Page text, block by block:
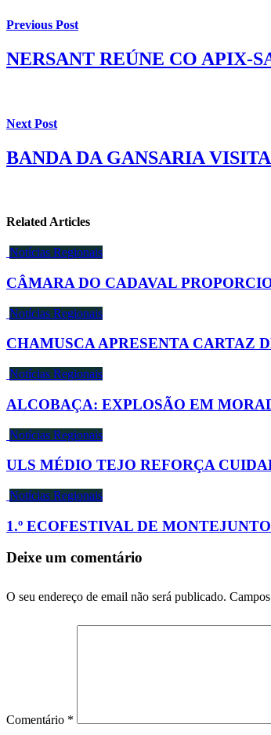
Previous Post
NERSANT REÚNE CO APIX-
Next Post
BANDA DA GANSARIA
Related Articles
Notícias Regionais
CÂMARA DO CADAVAL
Notícias Regionais
CHAMUSCA APRESENTA CARTAZ
Notícias Regionais
ALCOBAÇA: EXPLOSÃO EM
Notícias Regionais
ULS MÉDIO TEJO REFORÇA
Notícias Regionais
1.º ECOFESTIVAL DE
Deixe um comentário
O seu endereço de email não será publicado.
Comentário *